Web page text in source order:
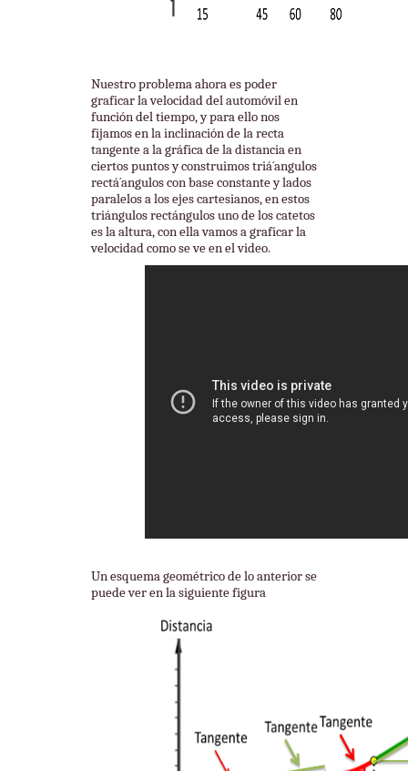
Nuestro problema ahora es poder
graficar la velocidad del automóvil en
función del tiempo, y para ello nos
fijamos en la inclinación de la recta
tangente a la gráfica de la distancia en
ciertos puntos y construimos triá´angulos
rectá´angulos con base constante y lados
paralelos a los ejes cartesianos, en estos
triángulos rectángulos uno de los catetos
es la altura, con ella vamos a graficar la
velocidad como se ve en el video.
Un esquema geométrico de lo anterior se
puede ver en la siguiente figura